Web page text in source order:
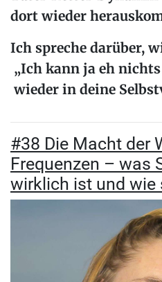
dort wieder
Ich spreche darüber,
„Ich kann ja eh nichts
wieder in deine
#38 Die Macht der
Frequenzen – was
wirklich ist und